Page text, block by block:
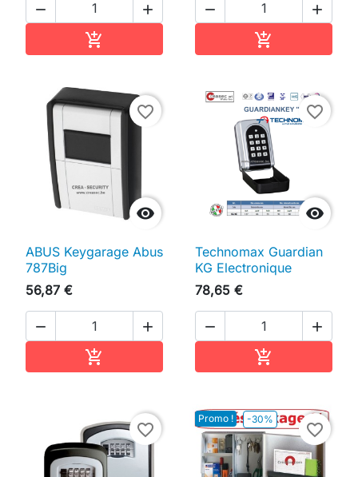
 

 


favorite_border
ABUS Keygarage Abus
787Big
56,87 €
 


favorite_border
Technomax Guardian
KG Electronique
78,65 €
 

favorite_border
Promo ! -30%
favorite_border